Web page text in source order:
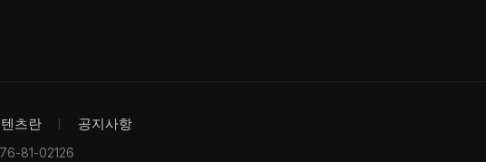
츠란 공지사항
81-02126